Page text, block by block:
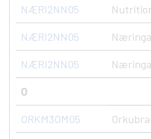
NÆRI2NN05
NÆRI2NN05
NÆRI2NN05
O
ORKM3OM05